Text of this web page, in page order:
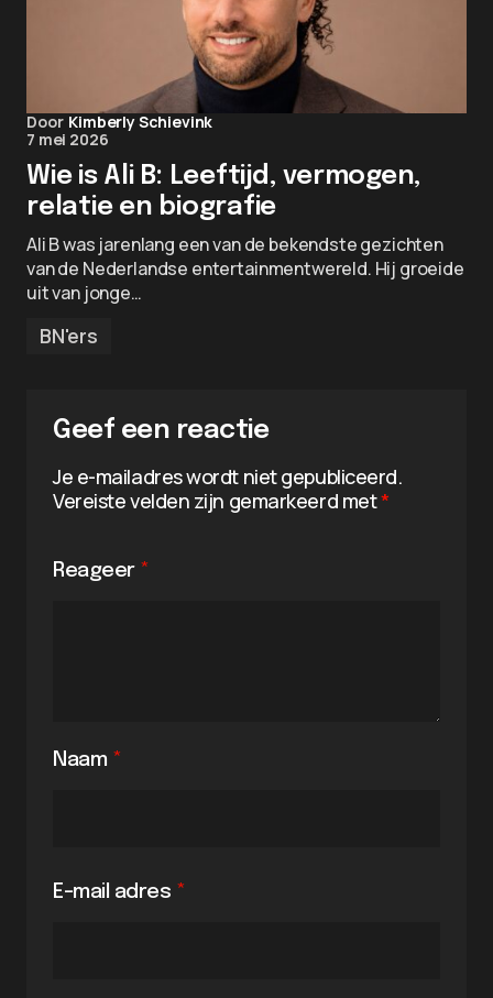
Door Kimberly Schievink
7 mei 2026
Wie is Ali B: Leeftijd, vermogen,
relatie en biografie
Ali B was jarenlang een van de bekendste gezichten
van de Nederlandse entertainmentwereld. Hij groeide
uit van jonge…
BN'ers
Geef een reactie
Je e-mailadres wordt niet gepubliceerd.
Vereiste velden zijn gemarkeerd met*
Reageer *
Naam *
E-mail adres *